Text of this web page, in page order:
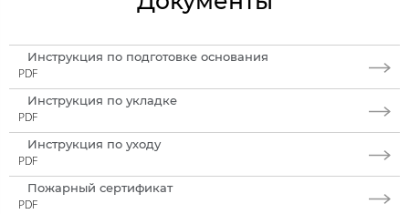
Инструкция по подготовке основания
PDF
Инструкция по укладке
PDF
Инструкция по уходу
PDF
Пожарный сертификат
PDF